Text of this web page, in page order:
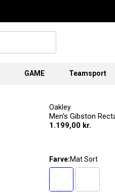
GAME Teamsport
Oakley
Men's Gibston
1.199,00 kr.
Farve:Mat Sort